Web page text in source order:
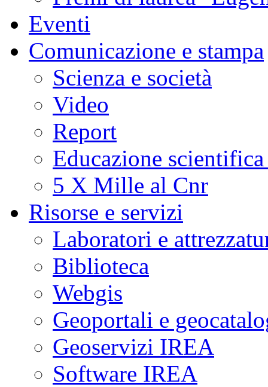
Eventi
Comunicazione e stampa
Scienza e società
Video
Report
Educazione
5 X Mille al Cnr
Risorse e servizi
Laboratori e
Biblioteca
Webgis
Geoportali e
Geoservizi IREA
Software IREA